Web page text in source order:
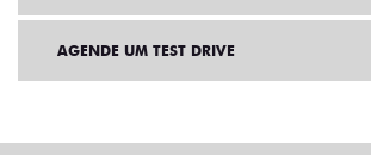
AGENDE UM TEST DRIVE